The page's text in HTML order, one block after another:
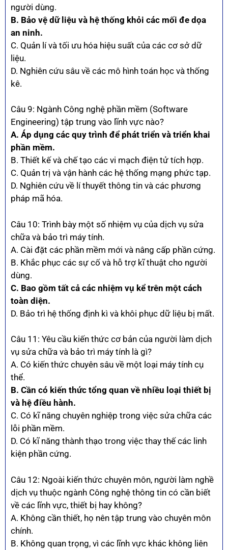
người dùng.
B. Bảo vệ dữ liệu và hệ thống khỏi các mối đe dọa
an ninh.
C. Quản lí và tối ưu hóa hiệu suất của các cơ sở dữ
liệu.
D. Nghiên cứu sâu về các mô hình toán học và thống
kê.
Câu 9: Ngành Công nghệ phần mềm (Software
Engineering) tập trung vào lĩnh vực nào?
A. Áp dụng các quy trình để phát triển và triển khai
phần mềm.
B. Thiết kế và chế tạo các vi mạch điện tử tích hợp.
C. Quản trị và vận hành các hệ thống mạng phức tạp.
D. Nghiên cứu về lí thuyết thông tin và các phương
pháp mã hóa.
Câu 10: Trình bày một số nhiệm vụ của dịch vụ sửa
chữa và bảo trì máy tính.
A. Cài đặt các phần mềm mới và nâng cấp phần cứng.
B. Khắc phục các sự cố và hỗ trợ kĩ thuật cho người
dùng.
C. Bao gồm tất cả các nhiệm vụ kể trên một cách
toàn diện.
D. Bảo trì hệ thống định kì và khôi phục dữ liệu bị mất.
Câu 11: Yêu cầu kiến thức cơ bản của người làm dịch
vụ sửa chữa và bảo trì máy tính là gì?
A. Có kiến thức chuyên sâu về một loại máy tính cụ
thể.
B. Cần có kiến thức tổng quan về nhiều loại thiết bị
và hệ điều hành.
C. Có kĩ năng chuyên nghiệp trong việc sửa chữa các
lỗi phần mềm.
D. Có kĩ năng thành thạo trong việc thay thế các linh
kiện phần cứng.
Câu 12: Ngoài kiến thức chuyên môn, người làm nghề
dịch vụ thuộc ngành Công nghệ thông tin có cần biết
về các lĩnh vực, thiết bị hay không?
A. Không cần thiết, họ nên tập trung vào chuyên môn
chính.
B. Không quan trọng, vì các lĩnh vực khác không liên